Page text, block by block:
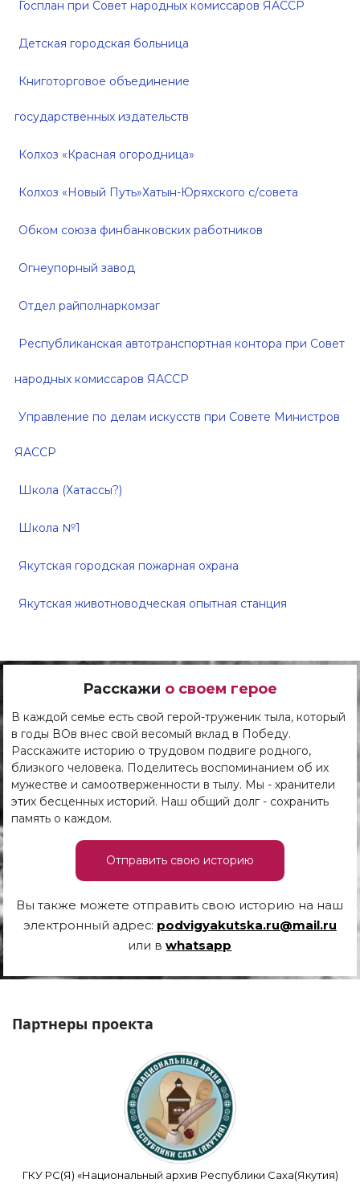
Госплан при Совет народных комиссаров ЯАССР
Детская городская больница
Книготорговое объединение
государственных издательств
Колхоз «Красная огородница»
Колхоз «Новый Путь»Хатын-Юряхского с/совета
Обком союза финбанковских работников
Огнеупорный завод
Отдел райполнаркомзаг
Республиканская автотранспортная контора при Совет
народных комиссаров ЯАССР
Управление по делам искусств при Совете Министров
ЯАССР
Школа (Хатассы?)
Школа №1
Якутская городская пожарная охрана
Якутская животноводческая опытная станция
Расскажи о своем герое
В каждой семье есть свой герой-труженик тыла, который
в годы ВОв внес свой весомый вклад в Победу.
Расскажите историю о трудовом подвиге родного,
близкого человека. Поделитесь воспоминанием об их
мужестве и самоотверженности в тылу. Мы - хранители
этих бесценных историй. Наш общий долг - сохранить
память о каждом.
Отправить свою историю
Вы также можете отправить свою историю на наш
электронный адрес: podvigyakutska.ru@mail.ru
или вwhatsapp
Партнеры проекта
ГКУ РС(Я) «Национальный архив Республики Саха(Якутия)